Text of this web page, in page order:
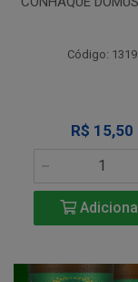
Código: 1319
R$ 15,50